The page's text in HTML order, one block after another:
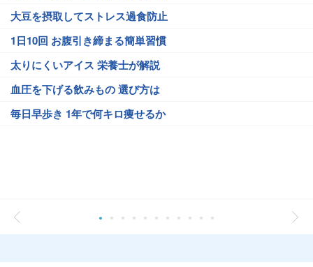
大豆を摂取してストレス過食防止
1日10回 お腹引き締まる簡単習慣
太りにくいアイス 栄養士が解説
血圧を下げる飲みもの 選び方は
毎日早歩き 1年で何キロ痩せるか